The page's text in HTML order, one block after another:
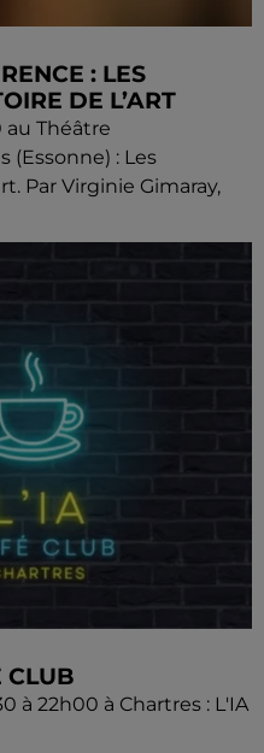
: LES
DE L’ART
au Théâtre
: Les
Par Virginie Gimaray,
CLUB
à 22h00 à Chartres : L'IA